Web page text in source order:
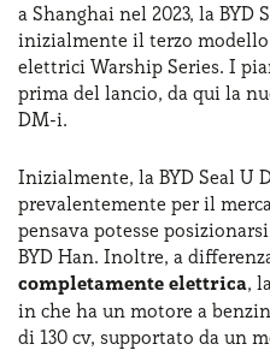
a Shanghai nel 2023, la BYD
inizialmente il terzo
elettrici Warship Series. I
prima del lancio, da qui la
DM-i.
Inizialmente, la BYD Seal U
prevalentemente per il
pensava potesse
BYD Han. Inoltre, a
completamente elettrica,
in che ha un motore a
di 130 cv, supportato da un